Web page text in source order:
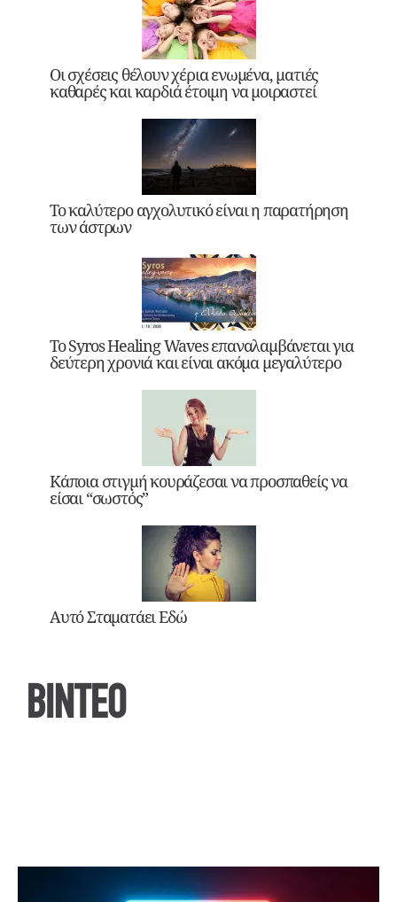
Οι σχέσεις θέλουν χέρια ενωμένα, ματιές
καθαρές και καρδιά έτοιμη να μοιραστεί
Το καλύτερο αγχολυτικό είναι η παρατήρηση
των άστρων
Το Syros Healing Waves επαναλαμβάνεται για
δεύτερη χρονιά και είναι ακόμα μεγαλύτερο
Κάποια στιγμή κουράζεσαι να προσπαθείς να
είσαι “σωστός”
Αυτό Σταματάει Εδώ
ΒΙΝΤΕΟ